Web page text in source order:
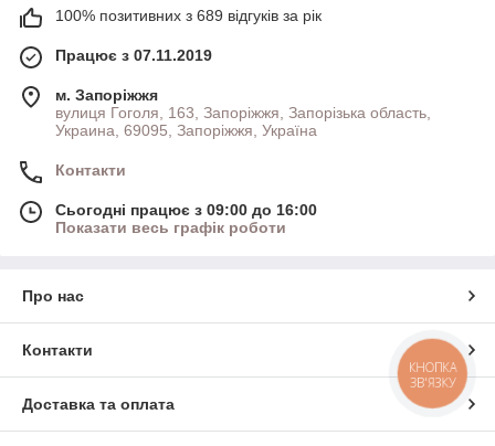
100% позитивних з 689 відгуків за рік
Працює з 07.11.2019
м. Запоріжжя
вулиця Гоголя, 163, Запоріжжя, Запорізька область,
Украина, 69095, Запоріжжя, Україна
Контакти
Сьогодні працює з 09:00 до 16:00
Показати весь графік роботи
Про нас
Контакти
Доставка та оплата
КНОПКА
ЗВ'ЯЗКУ